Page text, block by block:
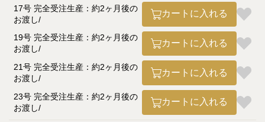
17号 完全受注生産：約2ヶ月後の
お渡し
カートに入れる
19号 完全受注生産：約2ヶ月後の
お渡し
カートに入れる
21号 完全受注生産：約2ヶ月後の
お渡し
カートに入れる
23号 完全受注生産：約2ヶ月後の
お渡し
カートに入れる